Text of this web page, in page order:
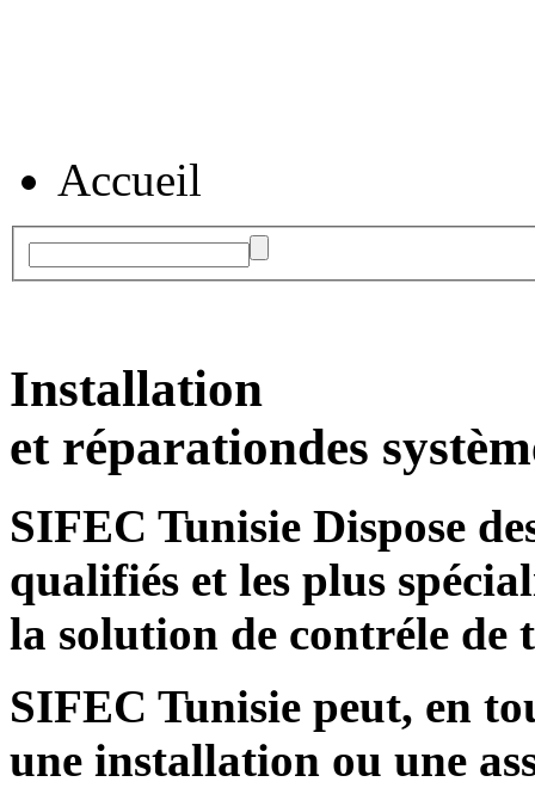
Accueil
Installation
et réparationdes
SIFEC Tunisie Dispose
qualifiés et les plus
la solution de contréle de
SIFEC Tunisie peut, en
une installation ou une